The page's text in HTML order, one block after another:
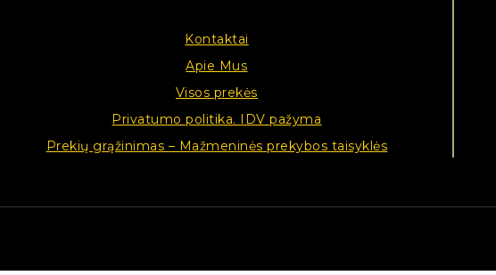
Kontaktai
Apie Mus
Visos prekės
Privatumo politika. IDV pažyma
Prekių grąžinimas – Mažmeninės prekybos taisyklės